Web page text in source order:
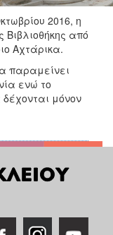
2016, η
από
Αχτάρικα.
παραμείνει
ενώ το
δέχονται μόνον